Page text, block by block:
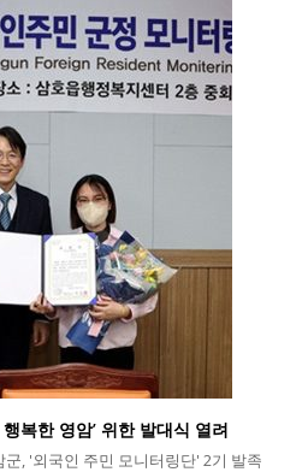
복한 영암’ 위한 발대식 열려
, '외국인 주민 모니터링단' 2기 발족